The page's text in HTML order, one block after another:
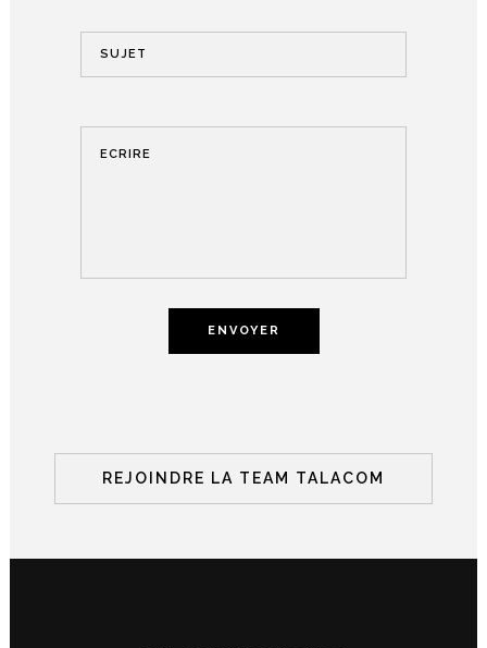
REJOINDRE LA TEAM TALACOM